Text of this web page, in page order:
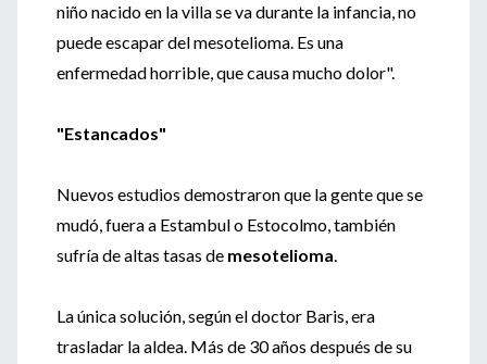
niño nacido en la villa se va durante la infancia, no
puede escapar del mesotelioma. Es una
enfermedad horrible, que causa mucho dolor".
"Estancados"
Nuevos estudios demostraron que la gente que se
mudó, fuera a Estambul o Estocolmo, también
sufría de altas tasas de mesotelioma.
La única solución, según el doctor Baris, era
trasladar la aldea. Más de 30 años después de su